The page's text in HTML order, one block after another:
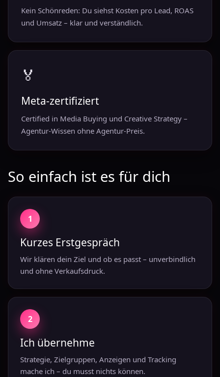
Kein Schönreden: Du siehst Kosten pro Lead, ROAS
und Umsatz – klar und verständlich.
🏅
Meta-zertifiziert
Certified in Media Buying und Creative Strategy –
Agentur-Wissen ohne Agentur-Preis.
So einfach ist es für dich
1
Kurzes Erstgespräch
Wir klären dein Ziel und ob es passt – unverbindlich
und ohne Verkaufsdruck.
2
Ich übernehme
Strategie, Zielgruppen, Anzeigen und Tracking
mache ich – du musst nichts können.